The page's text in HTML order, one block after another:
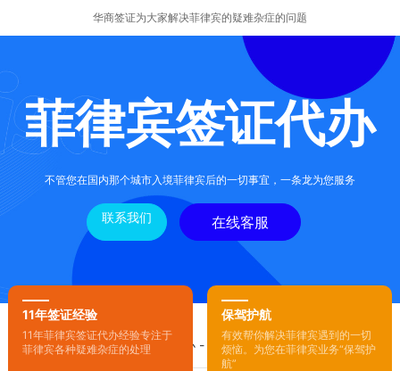
华商签证为大家解决菲律宾的疑难杂症的问题
菲律宾签证代办
不管您在国内那个城市入境菲律宾后的一切事宜，一条龙为您服务
联系我们 在线客服
11年签证经验
11年菲律宾签证代办经验专注于
菲律宾各种疑难杂症的处理
保驾护航
有效帮你解决菲律宾遇到的一切
烦恼。为您在菲律宾业务“保驾护
航”
您的位置：首页-菲律宾签证代办- 正文